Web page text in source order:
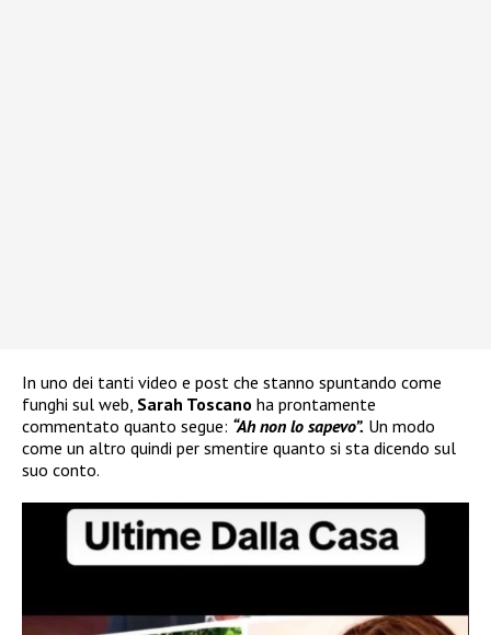
In uno dei tanti video e post che stanno spuntando come
funghi sul web, Sarah Toscano ha prontamente
commentato quanto segue: “Ah non lo sapevo”. Un modo
come un altro quindi per smentire quanto si sta dicendo sul
suo conto.